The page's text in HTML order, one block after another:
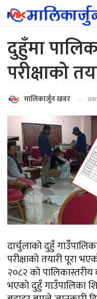
दुहुँमा
परीक्षाको
मालिकार्जुन खबर
दार्चुलाको दुहुँ
परीक्षाको तयारी पूरा
२०८२ को पालिकास्तरीय
भएको दुहुँ गाउँपालिका